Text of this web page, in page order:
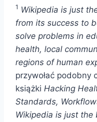
1 Wikipedia is just
from its success to
solve problems in
health, local
regions of human
przywołać podobny
książki Hacking
Standards,
Wikipedia is just